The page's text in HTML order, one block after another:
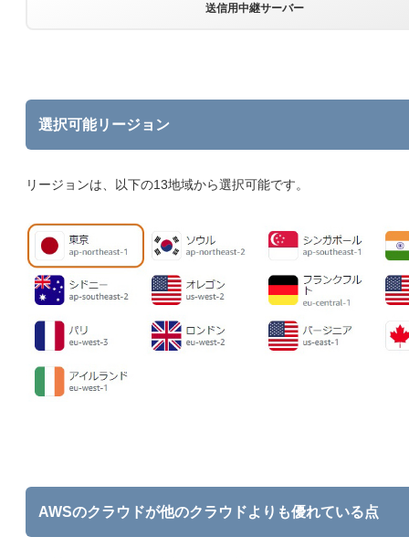
送信用中継サーバー
選択可能リージョン
リージョンは、以下の13地域から選択可能です。
AWSのクラウドが他のクラウドよりも優れている点